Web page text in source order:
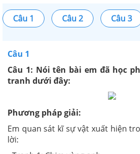
Câu 1 Câu 2 Câu 3
Câu 1
Câu 1: Nói tên bài em đã học
tranh dưới đây:
Phương pháp giải:
Em quan sát kĩ sự vật xuất hiện
lời: